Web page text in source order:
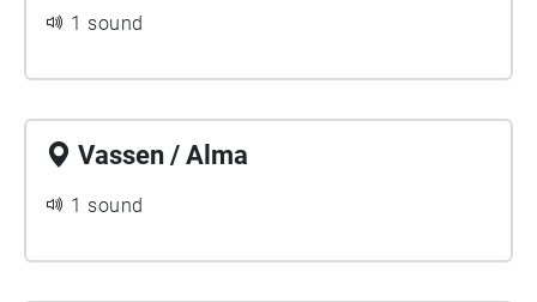
1 sound
Vassen / Alma
1 sound